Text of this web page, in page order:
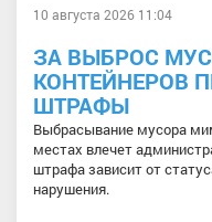
10 августа 2026 11:04
ЗА ВЫБРОС
КОНТЕЙНЕРОВ
ШТРАФЫ
Выбрасывание мусора
местах влечет
штрафа зависит от
нарушения.